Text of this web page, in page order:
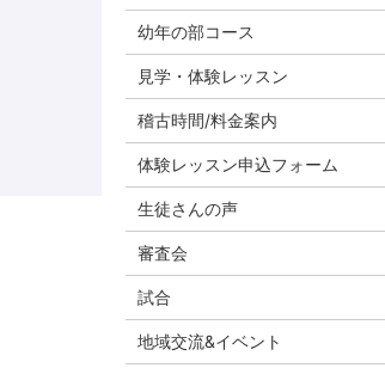
幼年の部コース
見学・体験レッスン
稽古時間/料金案内
体験レッスン申込フォーム
生徒さんの声
審査会
試合
地域交流&イベント